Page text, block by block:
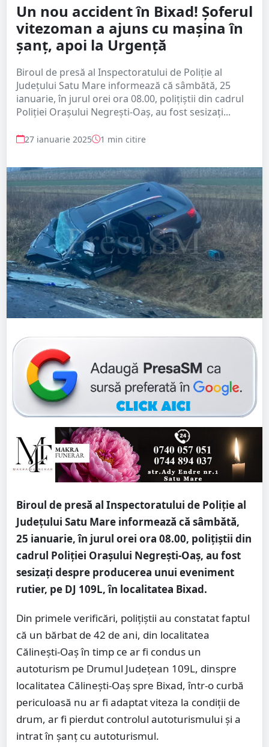
Un nou accident în Bixad! Șoferul
vitezoman a ajuns cu mașina în
șanț, apoi la Urgență
Biroul de presă al Inspectoratului de Poliție al
Județului Satu Mare informează că sâmbătă, 25
ianuarie, în jurul orei ora 08.00, polițiștii din cadrul
Poliției Orașului Negrești-Oaș, au fost sesizați...
27 ianuarie 2025 1 min citire
Biroul de presă al Inspectoratului de Poliție al
Județului Satu Mare informează că sâmbătă,
25 ianuarie, în jurul orei ora 08.00, polițiștii din
cadrul Poliției Orașului Negrești-Oaș, au fost
sesizați despre producerea unui eveniment
rutier, pe DJ 109L, în localitatea Bixad.
Din primele verificări, polițiștii au constatat faptul
că un bărbat de 42 de ani, din localitatea
Călinești-Oaș în timp ce ar fi condus un
autoturism pe Drumul Județean 109L, dinspre
localitatea Călinești-Oaș spre Bixad, într-o curbă
periculoasă nu ar fi adaptat viteza la condiții de
drum, ar fi pierdut controlul autoturismului și a
intrat în șanț cu autoturismul.